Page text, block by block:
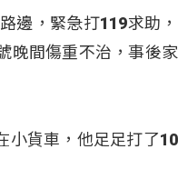
邊，緊急打119求助
晚間傷重不治，事後
貨車，他足足打了10